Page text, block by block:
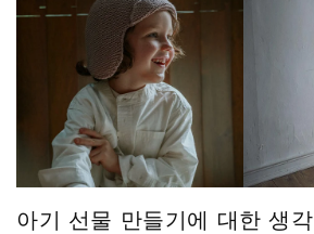
아기 선물 만들기에 대한 생각